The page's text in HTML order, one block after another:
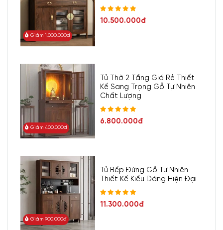
Giảm 1.000.000đ
10.500.000đ
Giảm 400.000đ
Tủ Thờ 2 Tầng Giá Rẻ Thiết
Kế Sang Trọng Gỗ Tự Nhiên
Chất Lượng
6.800.000đ
Giảm 900.000đ
Tủ Bếp Đứng Gỗ Tự Nhiên
Thiết Kế Kiểu Dáng Hiện Đại
11.300.000đ